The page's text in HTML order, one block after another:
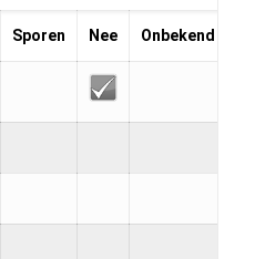
Sporen Nee Onbekend